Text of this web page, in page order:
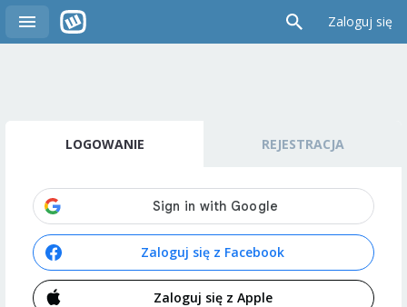
Zaloguj się
LOGOWANIE REJESTRACJA
Zaloguj się z Facebook
Zaloguj się z Apple